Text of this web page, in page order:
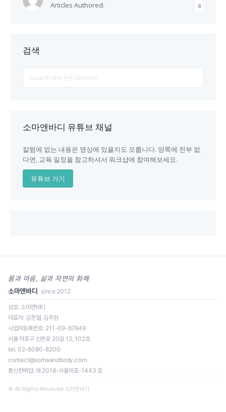
Articles Authored: 8
검색
For
소마앤바디 유튜브 채널
칼럼에 없는 내용은 영상에 있을지도 모릅니다. 양쪽에 전부 없
다면, 교육 일정을 참고하셔서 워크샵에 참여해보세요.
유튜브 가기
몸과 마음, 삶과 자연의 화해
소마앤바디 since 2012
상호: 소마앤바디
대표자: 김한얼, 김주현
사업자등록번호: 211-09-87949
서울 마포구 신촌로 20길 12, 102호
tel. 02-6080-8200
contact@somaandbody.com
통신판매업: 제 2018-서울마포-1443 호
© All Rights Reserved 소마앤바디